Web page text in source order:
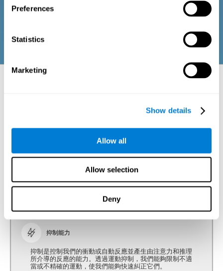
Preferences
Statistics
Marketing
Show details
Allow all
Allow selection
Deny
知、情緒和記憶過程狀態）和社會健康（保持健康、與我們周
圍的人建立有益的關係）。代表每個領域的問題均適合該年齡
待評估的神經心理學方面：領域和認知能
運動問題必須深入研究； 缺乏協調能力有時可能是由於嚴重的疾病造
人所遭受的症狀的嚴重程度。
CogniFit 的協調認知評估 (CAB-CO) 密切注意以下與協調相關的能力的
注意力
抑制能力
抑制是控制我們的衝動或自動反應並產生由注意力和推理
所介導的反應的能力。透過運動抑制，我們能夠限制不適
當或不精確的運動，使我們能夠快速糾正它們。